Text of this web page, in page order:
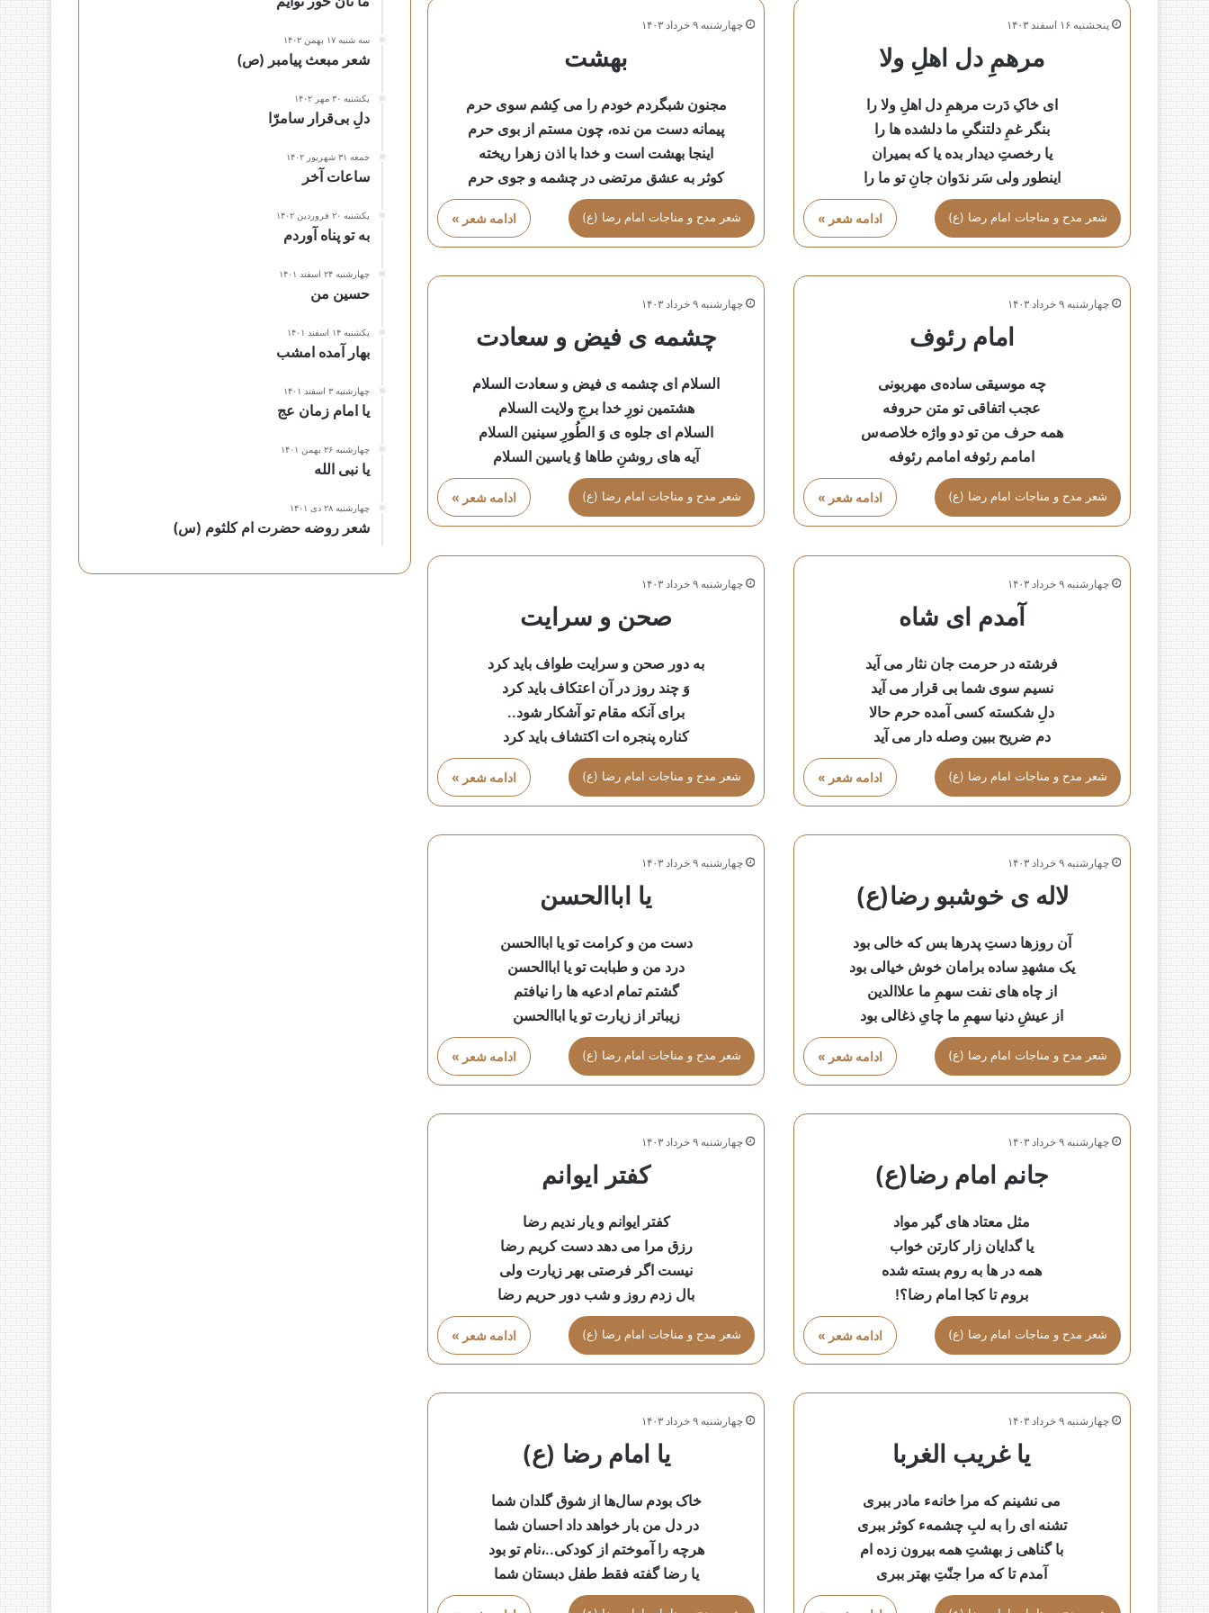
پنجشنبه ۱۶ اسفند ۱۴۰۳
مرهمِ دل اهلِ ولا
ای خاکِ دَرت مرهمِ دل اهلِ ولا را
بنگر غمِ دلتنگیِ ما دلشده ها را
یا رخصتِ دیدار بده یا که بمیران
اینطور ولی سَر ندَوان جانِ تو ما را
ادامه شعر » شعر مدح و مناجات امام رضا (ع)
چهارشنبه ۹ خرداد ۱۴۰۳
بهشت
مجنون شبگردم خودم را می کِشم سوی حرم
پیمانه دست من نده، چون مستم از بوی حرم
اینجا بهشت است و خدا با اذن زهرا ریخته
کوثر به عشق مرتضی در چشمه و جوی حرم
ادامه شعر » شعر مدح و مناجات امام رضا (ع)
چهارشنبه ۹ خرداد ۱۴۰۳
امام رئوف
چه موسیقی ساده‌ی مهربونی
عجب اتفاقی تو متن حروفه
همه حرف من تو دو واژه خلاصه‌س
امامم رئوفه امامم رئوفه
ادامه شعر » شعر مدح و مناجات امام رضا (ع)
چهارشنبه ۹ خرداد ۱۴۰۳
چشمه ی فیض و سعادت
السلام ای چشمه ی فیض و سعادت السلام
هشتمین نورِ خدا برجِ ولایت السلام
السلام ای جلوه ی وَ الطُورِ سینین السلام
آیه های روشنِ طاها وُ یاسین السلام
ادامه شعر » شعر مدح و مناجات امام رضا (ع)
چهارشنبه ۹ خرداد ۱۴۰۳
آمدم ای شاه
فرشته در حرمت جان نثار می آید
نسیم سوی شما بی قرار می آید
دلِ شکسته کسی آمده حرم حالا
دم ضریح ببین وصله دار می آید
ادامه شعر » شعر مدح و مناجات امام رضا (ع)
چهارشنبه ۹ خرداد ۱۴۰۳
صحن و سرایت
به دور صحن و سرایت طواف باید کرد
وَ چند روز در آن اعتکاف باید کرد
برای آنکه مقام تو آشکار شود..
کناره پنجره ات اکتشاف باید کرد
ادامه شعر » شعر مدح و مناجات امام رضا (ع)
چهارشنبه ۹ خرداد ۱۴۰۳
لاله ی خوشبو رضا(ع)
آن روزها دستِ پدرها بس که خالی بود
یک مشهدِ ساده برامان خوش خیالی بود
از چاه های نفت سهمِ ما علاالدین
از عیشِ دنیا سهمِ ما چایِ ذغالی بود
ادامه شعر » شعر مدح و مناجات امام رضا (ع)
چهارشنبه ۹ خرداد ۱۴۰۳
یا اباالحسن
دست من و کرامت تو یا اباالحسن
درد من و طبابت تو یا اباالحسن
گشتم تمام ادعیه ها را نیافتم
زیباتر از زیارت تو یا اباالحسن
ادامه شعر » شعر مدح و مناجات امام رضا (ع)
چهارشنبه ۹ خرداد ۱۴۰۳
جانم امام رضا(ع)
مثل معتاد های گیر مواد
یا گدایان زار کارتن خواب
همه در ها به روم بسته شده
بروم تا کجا امام رضا؟!
ادامه شعر » شعر مدح و مناجات امام رضا (ع)
چهارشنبه ۹ خرداد ۱۴۰۳
کفتر ایوانم
کفتر ایوانم و یار ندیم رضا
رزق مرا می دهد دست کریم رضا
نیست اگر فرصتی بهر زیارت ولی
بال زدم روز و شب دور حریم رضا
ادامه شعر » شعر مدح و مناجات امام رضا (ع)
چهارشنبه ۹ خرداد ۱۴۰۳
یا غریب الغربا
می نشینم که مرا خانهء مادر ببری
تشنه ای را به لبِ چشمهء کوثر ببری
با گناهی ز بهشتِ همه بیرون زده ام
آمدم تا که مرا جنّتِ بهتر ببری
چهارشنبه ۹ خرداد ۱۴۰۳
یا امام رضا (ع)
خاک بودم سال‌ها از شوق گلدان شما
در دل من بار خواهد داد احسان شما
هرچه را آموختم از کودکی..،نام تو بود
یا رضا گفته فقط طفل دبستان شما
سه شنبه ۱۷ بهمن ۱۴۰۲
شعر مبعث پیامبر (ص)
یکشنبه ۳۰ مهر ۱۴۰۲
دلِ بی‌قرار سامرّا
جمعه ۳۱ شهریور ۱۴۰۲
ساعات آخر
یکشنبه ۲۰ فروردین ۱۴۰۲
به تو پناه آوردم
چهارشنبه ۲۴ اسفند ۱۴۰۱
حسین من
یکشنبه ۱۴ اسفند ۱۴۰۱
بهار آمده امشب
چهارشنبه ۳ اسفند ۱۴۰۱
یا امام زمان عج
چهارشنبه ۲۶ بهمن ۱۴۰۱
یا نبی الله
چهارشنبه ۲۸ دی ۱۴۰۱
شعر روضه حضرت ام کلثوم (س)